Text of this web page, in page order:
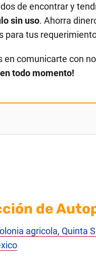
de encontrar y
sin uso. Ahorra
para tus
en comunicarte con
todo momento!
de
agricola, Quinta